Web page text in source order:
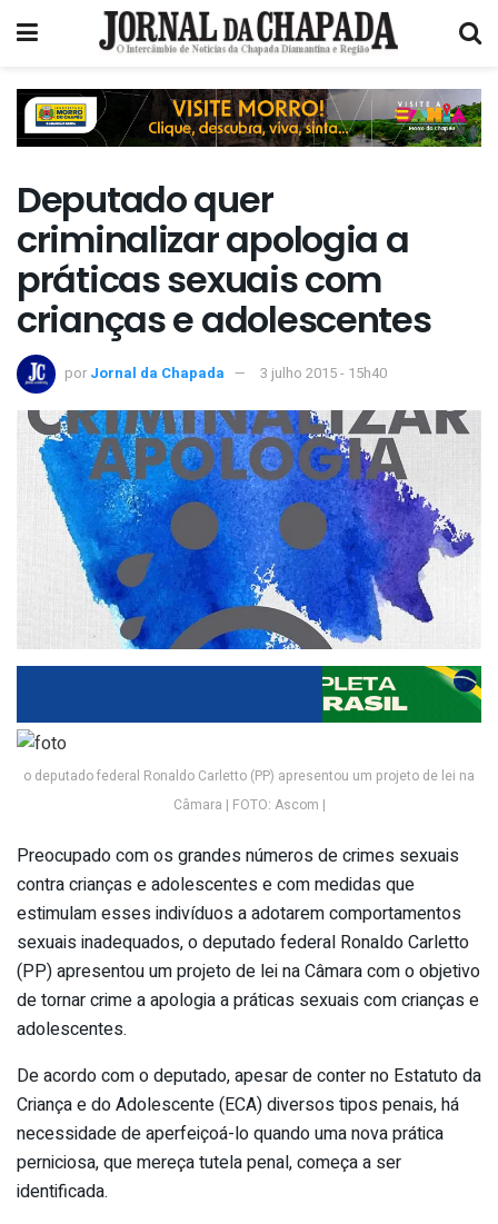
Deputado quer
criminalizar apologia a
práticas sexuais com
crianças e adolescentes
por Jornal da Chapada 3 julho 2015 - 15h40
o deputado federal Ronaldo Carletto (PP) apresentou um projeto de lei na
Câmara | FOTO: Ascom |
Preocupado com os grandes números de crimes sexuais
contra crianças e adolescentes e com medidas que
estimulam esses indivíduos a adotarem comportamentos
sexuais inadequados, o deputado federal Ronaldo Carletto
(PP) apresentou um projeto de lei na Câmara com o objetivo
de tornar crime a apologia a práticas sexuais com crianças e
adolescentes.
De acordo com o deputado, apesar de conter no Estatuto da
Criança e do Adolescente (ECA) diversos tipos penais, há
necessidade de aperfeiçoá-lo quando uma nova prática
perniciosa, que mereça tutela penal, começa a ser
identificada.